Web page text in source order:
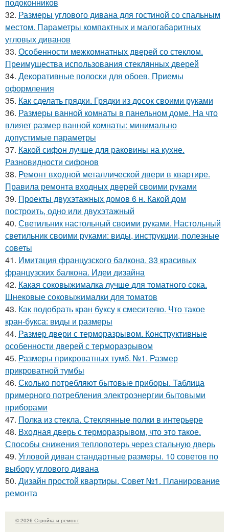
32. Размеры углового дивана для гостиной со спальным
местом. Параметры компактных и малогабаритных
угловых диванов
33. Особенности межкомнатных дверей со стеклом.
Преимущества использования стеклянных дверей
34. Декоративные полоски для обоев. Приемы
оформления
35. Как сделать грядки. Грядки из досок своими руками
36. Размеры ванной комнаты в панельном доме. На что
влияет размер ванной комнаты: минимально
допустимые параметры
37. Какой сифон лучше для раковины на кухне.
Разновидности сифонов
38. Ремонт входной металлической двери в квартире.
Правила ремонта входных дверей своими руками
39. Проекты двухэтажных домов 6 н. Какой дом
построить, одно или двухэтажный
40. Светильник настольный своими руками. Настольный
светильник своими руками: виды, инструкции, полезные
советы
41. Имитация французского балкона. 33 красивых
французских балкона. Идеи дизайна
42. Какая соковыжималка лучше для томатного сока.
Шнековые соковыжималки для томатов
43. Как подобрать кран буксу к смесителю. Что такое
кран-букса: виды и размеры
44. Размер двери с терморазрывом. Конструктивные
особенности дверей с терморазрывом
45. Размеры прикроватных тумб. №1. Размер
прикроватной тумбы
46. Сколько потребляют бытовые приборы. Таблица
примерного потребления электроэнергии бытовыми
приборами
47. Полка из стекла. Стеклянные полки в интерьере
48. Входная дверь с терморазрывом, что это такое.
Способы снижения теплопотерь через стальную дверь
49. Угловой диван стандартные размеры. 10 советов по
выбору углового дивана
50. Дизайн простой квартиры. Совет №1. Планирование
ремонта
© 2026 Стройка и ремонт